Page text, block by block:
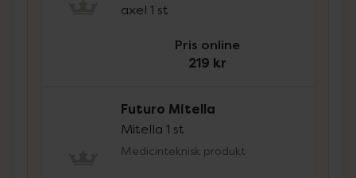
axel 1 st
Pris online
219 kr
Futuro Mitella
Mitella 1 st
Medicinteknisk produkt